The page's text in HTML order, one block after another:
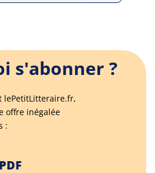
s'abonner ?
lePetitLitteraire.fr,
offre inégalée
: